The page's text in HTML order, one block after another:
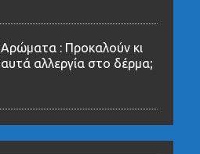
Αρώματα : Προκαλούν κι
αυτά αλλεργία στο δέρμα;